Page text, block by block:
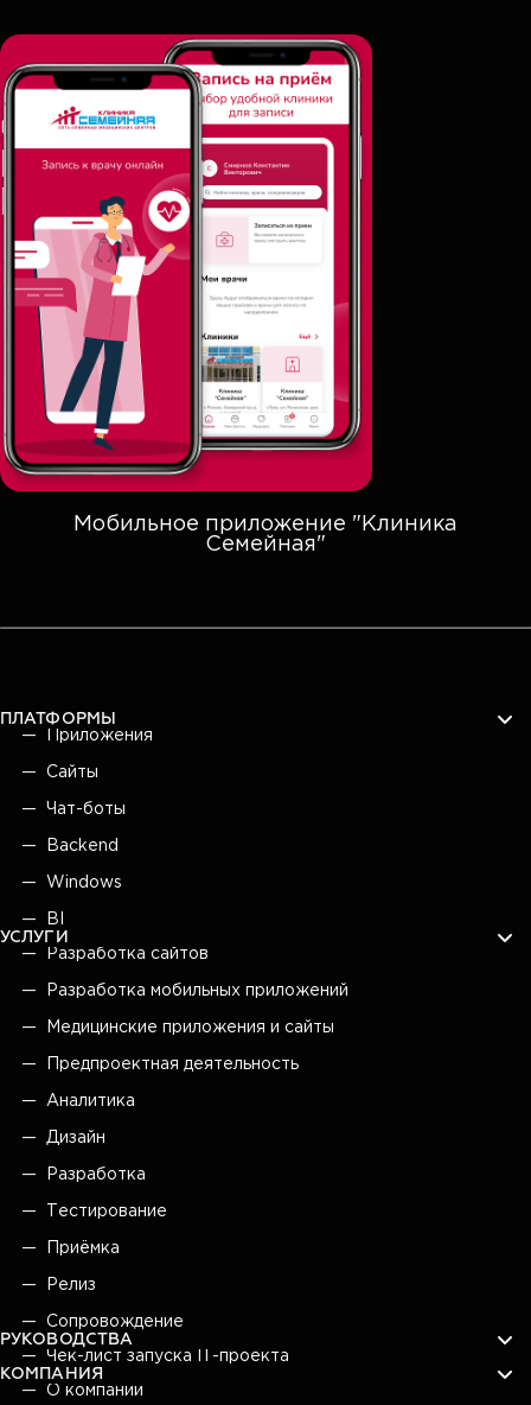
Мобильное приложение "Клиника
Семейная"
ПЛАТФОРМЫ
Приложения
Сайты
Чат-боты
Backend
Windows
BI
УСЛУГИ
Разработка сайтов
Разработка мобильных приложений
Медицинские приложения и сайты
Предпроектная деятельность
Аналитика
Дизайн
Разработка
Тестирование
Приёмка
Релиз
Сопровождение
РУКОВОДСТВА
Чек-лист запуска IT-проекта
КОМПАНИЯ
О компании